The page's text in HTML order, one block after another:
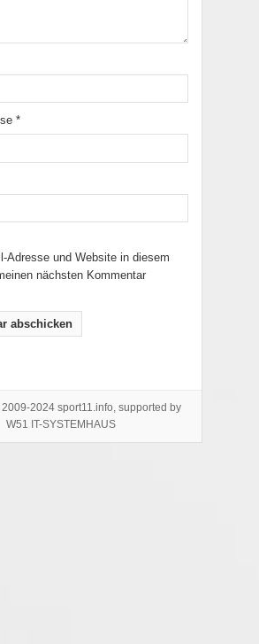
*
Adresse und Website in diesem
nächsten Kommentar
2024 sport11.info, supported by
W51 IT-SYSTEMHAUS